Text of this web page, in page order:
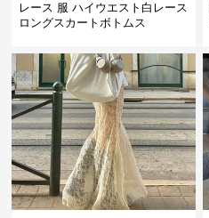
レース 服 ハイウエスト白レース
ロングスカートボトムス